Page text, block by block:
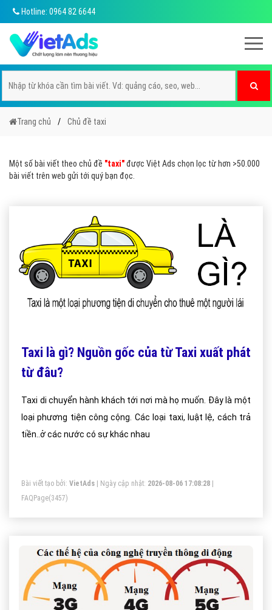
Hotline: 0964 82 6644
Trang chủ Chủ đề taxi
Một số bài viết theo chủ đề "taxi"được Việt Ads chọn lọc từ hơn >50.000
bài viết trên web gửi tới quý bạn đọc.
Taxi là gì? Nguồn gốc của từ Taxi xuất phát
từ đâu?
Taxi di chuyển hành khách tới nơi mà họ muốn. Đây là một
loại phương tiện công cộng. Các loại taxi, luật lệ, cách trả
tiền..ở các nước có sự khác nhau
Bài viết tạo bởi: VietAds | Ngày cập nhật: 2026-08-06 17:08:28
FAQPage(3457)